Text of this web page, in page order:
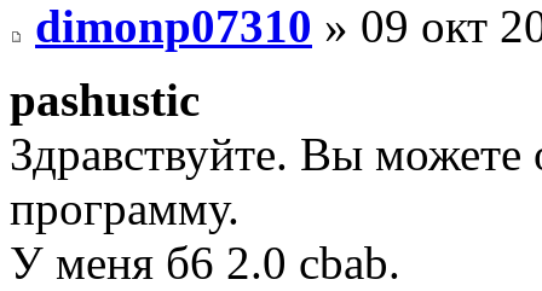
dimonp07310 » 09 окт
pashustic
Здравствуйте. Вы
программу.
У меня б6 2.0 cbab.